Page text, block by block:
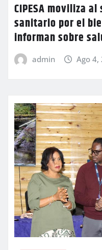
CIPESA moviliza
sanitario por el
informan sobre
admin Ago 4,